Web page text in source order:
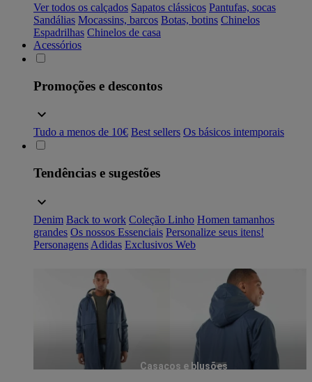
Ver todos os calçados Sapatos clássicos Pantufas, socas
Sandálias Mocassins, barcos Botas, botins Chinelos
Espadrilhas Chinelos de casa
Acessórios
Promoções e descontos
Tudo a menos de 10€ Best sellers Os básicos intemporais
Tendências e sugestões
Denim Back to work Coleção Linho Homen tamanhos
grandes Os nossos Essenciais Personalize seus itens!
Personagens Adidas Exclusivos Web
Casacos e blusões